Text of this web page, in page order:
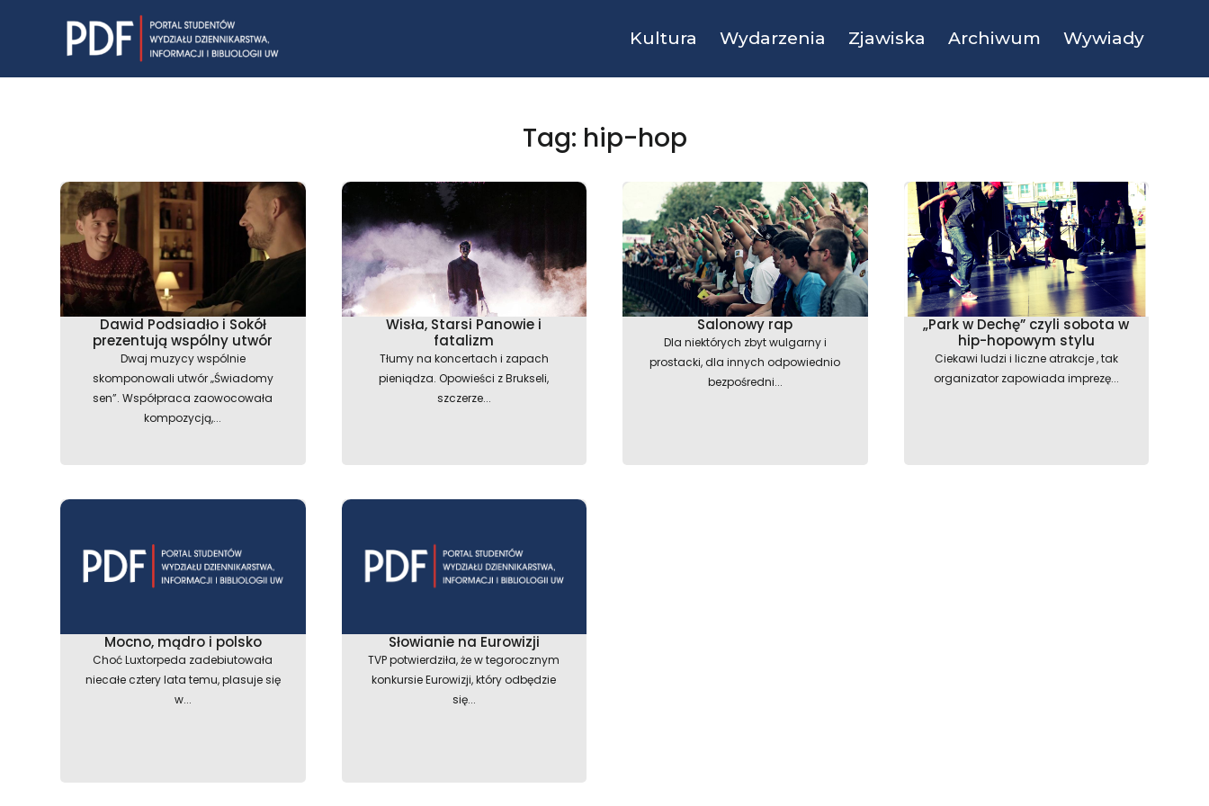
Kultura Wydarzenia Zjawiska Archiwum Wywiady
Tag: hip-hop
Dawid Podsiadło i Sokół
prezentują wspólny utwór
Dwaj muzycy wspólnie
skomponowali utwór „Świadomy
sen”. Współpraca zaowocowała
kompozycją,...
Wisła, Starsi Panowie i
fatalizm
Tłumy na koncertach i zapach
pieniądza. Opowieści z Brukseli,
szczerze...
Salonowy rap
Dla niektórych zbyt wulgarny i
prostacki, dla innych odpowiednio
bezpośredni...
„Park w Dechę” czyli sobota w
hip-hopowym stylu
Ciekawi ludzi i liczne atrakcje , tak
organizator zapowiada imprezę...
Mocno, mądro i polsko
Choć Luxtorpeda zadebiutowała
niecałe cztery lata temu, plasuje się
w...
Słowianie na Eurowizji
TVP potwierdziła, że w tegorocznym
konkursie Eurowizji, który odbędzie
się...